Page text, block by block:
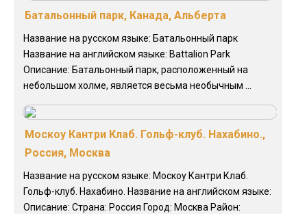
Батальонный парк, Канада, Альберта
Название на русском языке: Батальонный парк
Название на английском языке: Battalion Park
Описание: Батальонный парк, расположенный на
небольшом холме, является весьма необычным ...
Москоу Кантри Клаб. Гольф-клуб. Нахабино.,
Россия, Москва
Название на русском языке: Москоу Кантри Клаб.
Гольф-клуб. Нахабино. Название на английском языке:
Описание: Страна: Россия Город: Москва Район: